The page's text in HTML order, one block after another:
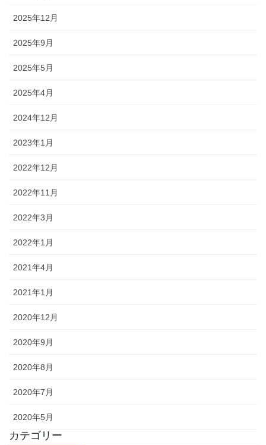
2025年12月
2025年9月
2025年5月
2025年4月
2024年12月
2023年1月
2022年12月
2022年11月
2022年3月
2022年1月
2021年4月
2021年1月
2020年12月
2020年9月
2020年8月
2020年7月
2020年5月
カテゴリー